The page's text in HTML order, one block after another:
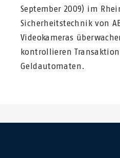
September 2009) im
Sicherheitstechnik von
Videokameras
kontrollieren
Geldautomaten.